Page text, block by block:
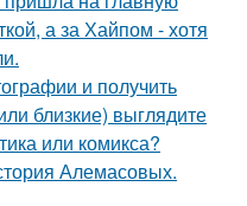
а за Хайпом - хотя
и получить
близкие) выглядите
или комикса?
Алемасовых.